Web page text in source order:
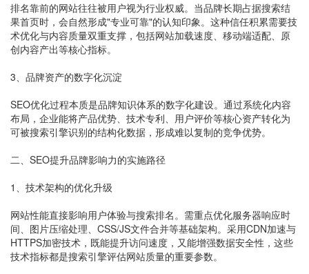
排名靠前的网站往往被用户视为行业权威。当品牌长期占据搜索结
果首页时，会自然形成"专业可靠"的认知印象。这种信任积累需要技
术优化与内容质量双重支撑，包括网站加载速度、移动端适配、原
创内容产出等核心指标。
3、品牌资产的数字化沉淀
SEO优化过程本质是品牌知识体系的数字化建设。通过系统化内容
布局，企业能将产品优势、技术专利、用户评价等核心资产转化为
可被搜索引擎识别的结构化数据，形成难以复制的竞争优势。
二、SEO提升品牌影响力的实施路径
1、技术架构的优化升级
网站性能直接影响用户体验与搜索排名。需重点优化服务器响应时
间、图片压缩处理、CSS/JS文件合并等基础架构。采用CDN加速与
HTTPS加密技术，既能提升访问速度，又能增强数据安全性，这些
技术指标都是搜索引擎评估网站质量的重要参数。